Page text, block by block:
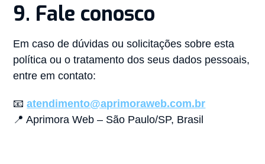
9. Fale conosco
Em caso de dúvidas ou solicitações sobre esta
política ou o tratamento dos seus dados pessoais,
entre em contato:
📧atendimento@aprimoraweb.com.br
📍 Aprimora Web – São Paulo/SP, Brasil